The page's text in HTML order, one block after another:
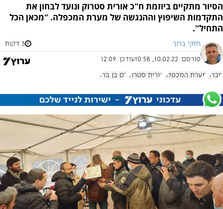
הסיור מתקיים ביוזמת ח"כ אורית סטרוק ונועד לבחון את
התקדמות השיפוץ וההנגשה של מערת המכפלה. "מכאן הכל
התחיל".
חזקי ברוך 3 דקות
פורסם: 10.02.22, 10:58 עודכן: 12:09
חברון מערת המכפלה אורית סטרוק רם בן ברק